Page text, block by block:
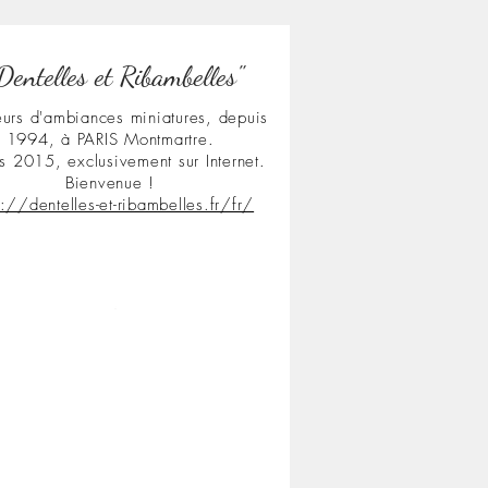
et Ribambelles"
d'ambiances miniatures, depuis
1994, à PARIS Montmartre.
2015, exclusivement sur Internet.
Bienvenue !
dentelles-et-ribambelles.fr/fr/